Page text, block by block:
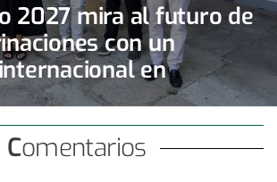
2027 mira al futuro de
con un
en
Comentarios